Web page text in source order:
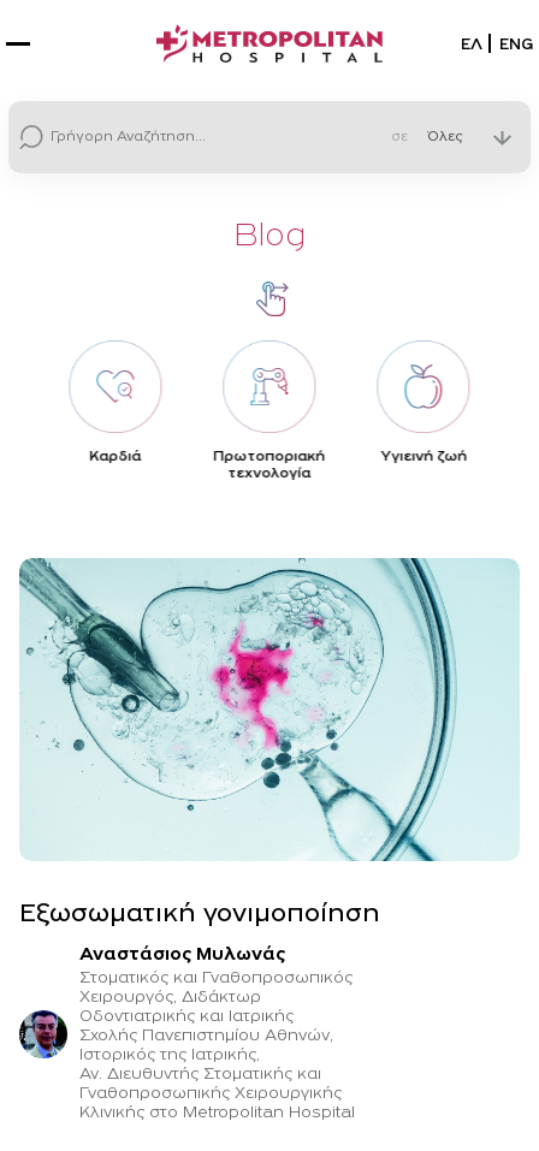
ΕΛ ENG
σε
Blog
Καρδιά
Πρωτοποριακή
τεχνολογία
Yγιεινή ζωή
Εξωσωματική γονιμοποίηση
Αναστάσιος Μυλωνάς
Στοματικός και Γναθοπροσωπικός
Χειρουργός, Διδάκτωρ
Οδοντιατρικής και Ιατρικής
Σχολής Πανεπιστημίου Αθηνών,
Ιστορικός της Ιατρικής,
Αν. Διευθυντής Στοματικής και
Γναθοπροσωπικής Χειρουργικής
Κλινικής στο Metropolitan Hospital